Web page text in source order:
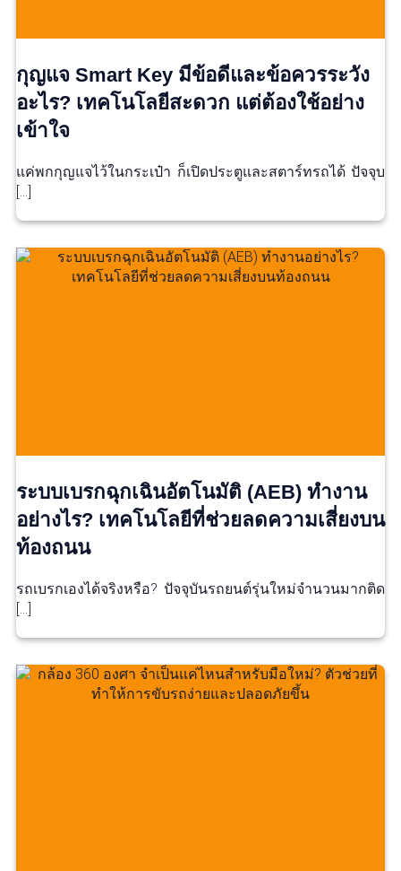
กุญแจ Smart Key มีข้อดีและข้อควรระวัง
อะไร? เทคโนโลยีสะดวก แต่ต้องใช้อย่าง
เข้าใจ
แค่พกกุญแจไว้ในกระเป๋า ก็เปิดประตูและสตาร์ทรถได้ ปัจจุบ
[…]
ระบบเบรกฉุกเฉินอัตโนมัติ (AEB) ทำงาน
อย่างไร? เทคโนโลยีที่ช่วยลดความเสี่ยงบน
ท้องถนน
รถเบรกเองได้จริงหรือ? ปัจจุบันรถยนต์รุ่นใหม่จำนวนมากติด
[…]